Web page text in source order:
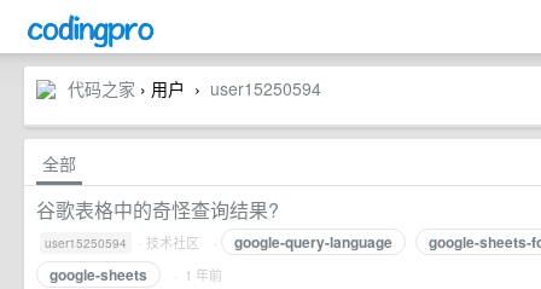
代码之家 › 用户 › user15250594
全部
谷歌表格中的奇怪查询结果?
user15250594 · 技术社区 · google-query-language
google-sheets-
google-sheets
· 1 年前